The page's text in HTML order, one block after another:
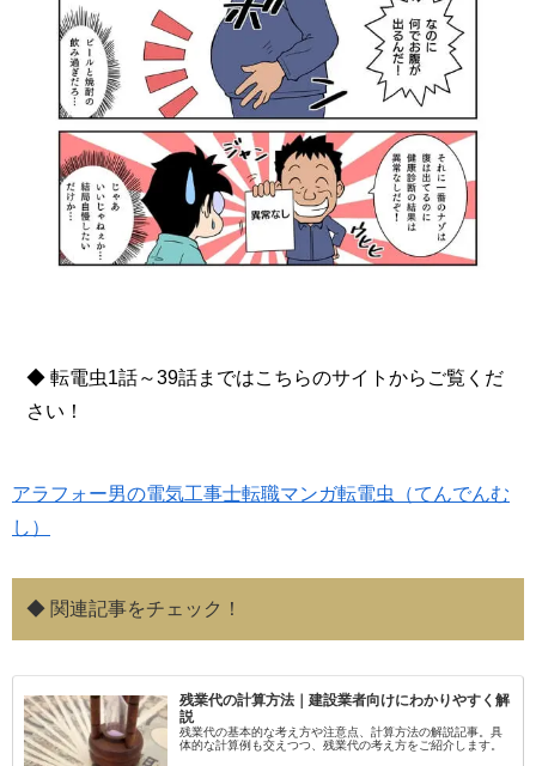
◆ 転電虫1話～39話まではこちらのサイトからご覧くだ
さい！
アラフォー男の電気工事士転職マンガ転電虫（てんでんむ
し）
◆ 関連記事をチェック！
残業代の計算方法｜建設業者向けにわかりやすく解
説
残業代の基本的な考え方や注意点、計算方法の解説記事。具
体的な計算例も交えつつ、残業代の考え方をご紹介します。